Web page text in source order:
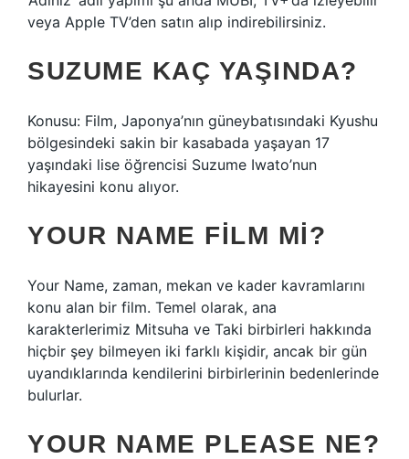
veya Apple TV’den satın alıp indirebilirsiniz.
SUZUME KAÇ YAŞINDA?
Konusu: Film, Japonya’nın güneybatısındaki Kyushu
bölgesindeki sakin bir kasabada yaşayan 17
yaşındaki lise öğrencisi Suzume Iwato’nun
hikayesini konu alıyor.
YOUR NAME FILM MI?
Your Name, zaman, mekan ve kader kavramlarını
konu alan bir film. Temel olarak, ana
karakterlerimiz Mitsuha ve Taki birbirleri hakkında
hiçbir şey bilmeyen iki farklı kişidir, ancak bir gün
uyandıklarında kendilerini birbirlerinin bedenlerinde
bulurlar.
YOUR NAME PLEASE NE?